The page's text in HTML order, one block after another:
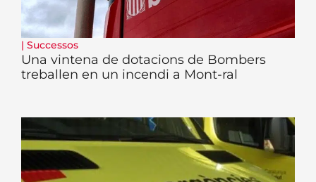
| Successos
Una vintena de dotacions de Bombers
treballen en un incendi a Mont-ral